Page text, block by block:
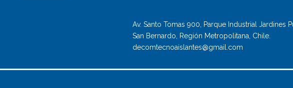
Av. Santo Tomas 900, Parque Industrial Jardines
San Bernardo, Región Metropolitana, Chile.
decomtecnoaislantes@gmail.com